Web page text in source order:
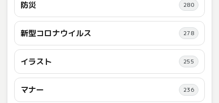
防災 280
新型コロナウイルス 278
イラスト 255
マナー 236